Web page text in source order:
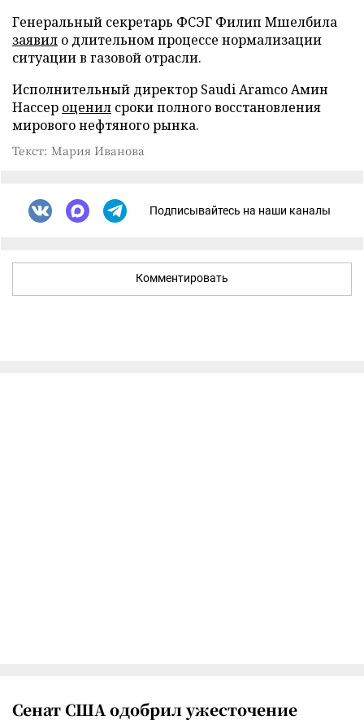
Генеральный секретарь ФСЭГ Филип Мшелбила
заявил о длительном процессе нормализации
ситуации в газовой отрасли.
Исполнительный директор Saudi Aramco Амин
Нассер оценил сроки полного восстановления
мирового нефтяного рынка.
Текст: Мария Иванова
Подписывайтесь на наши каналы
Комментировать
Сенат США одобрил ужесточение